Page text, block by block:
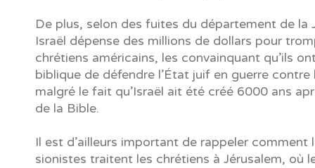
De plus, selon des fuites du département de la
Israël dépense des millions de dollars pour
chrétiens américains, les convainquant qu’ils
biblique de défendre l’État juif en guerre contre
malgré le fait qu’Israël ait été créé 6000 ans
de la Bible.
Il est d’ailleurs important de rappeler comment
sionistes traitent les chrétiens à Jérusalem, où